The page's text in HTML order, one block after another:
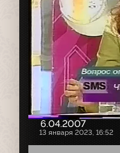
6.04.2007
13 января 2023, 16:52